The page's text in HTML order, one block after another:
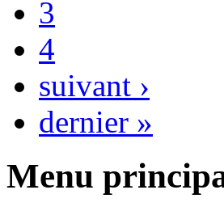
3
4
suivant ›
dernier »
Menu